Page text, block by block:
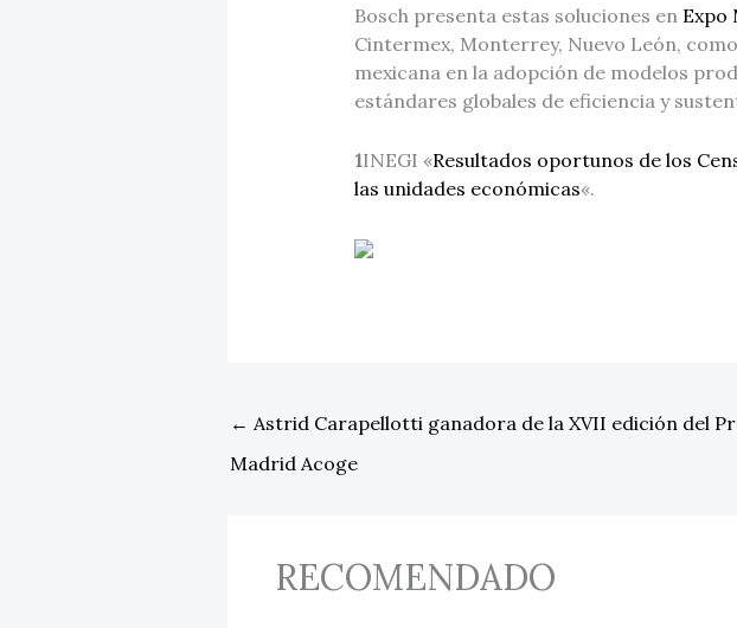
Bosch presenta estas soluciones en Expo
Cintermex, Monterrey, Nuevo León,
mexicana en la adopción de modelos
estándares globales de eficiencia y
1INEGI «Resultados oportunos de los
las unidades económicas«.
← Astrid Carapellotti ganadora de la XVII edición del
Madrid Acoge
RECOMENDADO